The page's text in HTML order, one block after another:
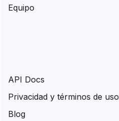
Equipo
API Docs
Privacidad y términos de uso
Blog